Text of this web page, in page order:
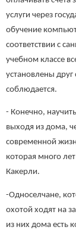
услуги через
обучение
соответствии с
учебном классе
установлены друг
соблюдается.
- Конечно,
выходя из дома,
современной
которая много
Какерли.
-Односелчане,
охотой ходят на
из них дома есть